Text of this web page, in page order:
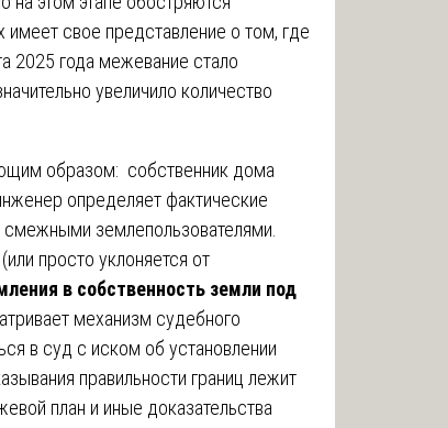
свое представление о том, где
2025 года межевание стало
увеличило количество
образом: собственник дома
определяет фактические
смежными землепользователями.
просто уклоняется от
в собственность земли под
механизм судебного
в суд с иском об установлении
правильности границ лежит
план и иные доказательства